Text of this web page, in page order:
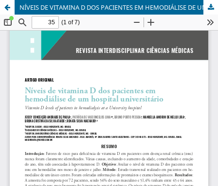
NÍVEIS DE VITAMINA D DOS PACIENTES EM HEMODIÁLISE DE UM HOSPITAL UNIVERSITÁRIO